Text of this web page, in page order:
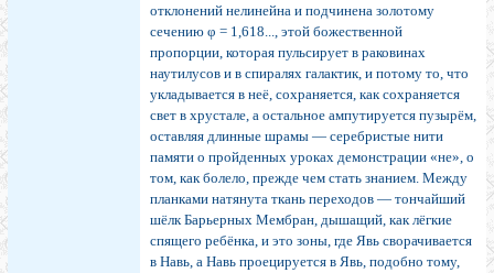
отклонений нелинейна и подчинена золотому
сечению φ = 1,618..., этой божественной
пропорции, которая пульсирует в раковинах
наутилусов и в спиралях галактик, и потому то, что
укладывается в неё, сохраняется, как сохраняется
свет в хрустале, а остальное ампутируется пузырём,
оставляя длинные шрамы — серебристые нити
памяти о пройденных уроках демонстрации «не», о
том, как болело, прежде чем стать знанием. Между
планками натянута ткань переходов — тончайший
шёлк Барьерных Мембран, дышащий, как лёгкие
спящего ребёнка, и это зоны, где Явь сворачивается
в Навь, а Навь проецируется в Явь, подобно тому,